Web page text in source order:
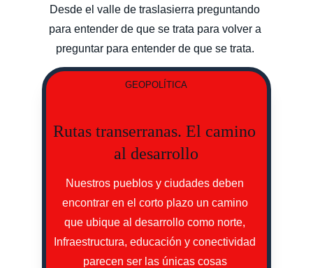
Desde el valle de traslasierra preguntando
para entender de que se trata para volver a
preguntar para entender de que se trata.
GEOPOLÍTICA
Rutas transerranas. El camino
al desarrollo
Nuestros pueblos y ciudades deben
encontrar en el corto plazo un camino
que ubique al desarrollo como norte,
Infraestructura, educación y conectividad
parecen ser las únicas cosas